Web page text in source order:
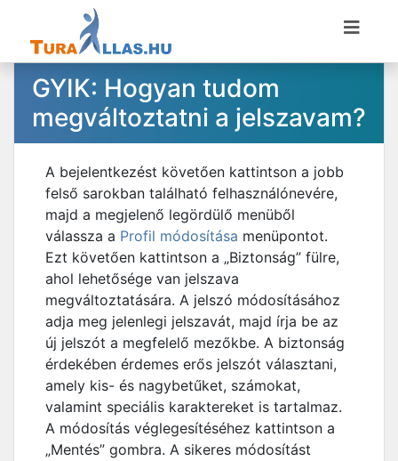
GYIK: Hogyan tudom
megváltoztatni a jelszavam?
A bejelentkezést követően kattintson a jobb
felső sarokban található felhasználónevére,
majd a megjelenő legördülő menüből
válassza a Profil módosítása menüpontot.
Ezt követően kattintson a „Biztonság” fülre,
ahol lehetősége van jelszava
megváltoztatására. A jelszó módosításához
adja meg jelenlegi jelszavát, majd írja be az
új jelszót a megfelelő mezőkbe. A biztonság
érdekében érdemes erős jelszót választani,
amely kis- és nagybetűket, számokat,
valamint speciális karaktereket is tartalmaz.
A módosítás véglegesítéséhez kattintson a
„Mentés” gombra. A sikeres módosítást